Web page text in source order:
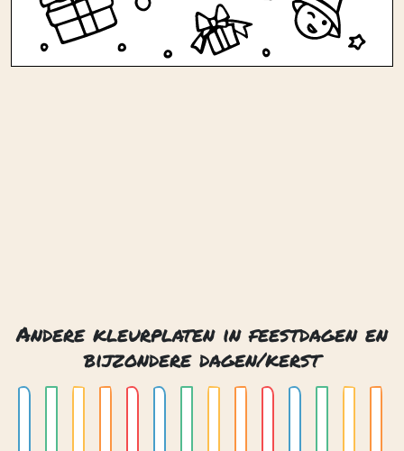
Andere kleurplaten in feestdagen en
bijzondere dagen/kerst